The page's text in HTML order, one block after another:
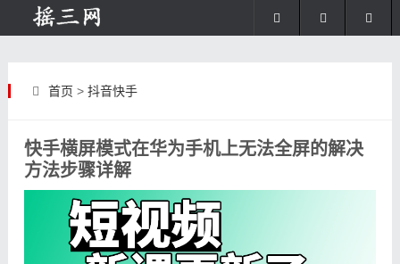
首页 > 抖音快手
快手横屏模式在华为手机上无法全屏的解决
方法步骤详解